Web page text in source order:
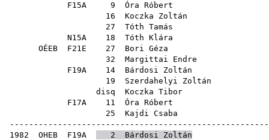
F15A 9
Óra Róbert
16
Koczka Zoltán
27
Tóth Tamás
N15A 18
Tóth Klára
OÉEB F21E 27
Bori Géza
32
Margittai Endre
F19A 14
Bárdosi Zoltán
19
Szerdahelyi Zoltán
disq
Koczka Tibor
F17A 11
Óra Róbert
25
Kajdi Csaba
1982 OHEB F19A 2
Bárdosi Zoltán